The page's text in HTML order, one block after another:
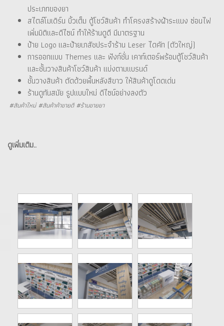
ประเภทของยา
สไตล์โมเดิร์น บิ้วเต็ม ตู้โชว์สินค้า ทำโครงสร้างฝ้าระแนง ซ่อนไฟ
เพิ่มมิติและดีไซน์ ทำให้ร้านดูดี มีมาตรฐาน
ป้าย Logo และป้ายเภสัชประจำร้าน Leser ไดคัท (ตัวใหญ่)
การออกแบบ Themes และ ฟังก์ชั่น เคาท์เตอร์พร้อมตู้โชว์สินค้า
และชั้นวางสินค้าโชว์สินค้า แบ่งตามแบรนด์
ชั้นวางสินค้า ตัดด้วยพื้นหลังสีขาว ให้สินค้าดูโดดเด่น
ร้านดูทันสมัย รูปแบบใหม่ ดีไซน์อย่างลงตัว
#สินค้าใหม่ #สินค้าค้าขายดี #ร้านขายยา
ดูเพิ่มเติม..